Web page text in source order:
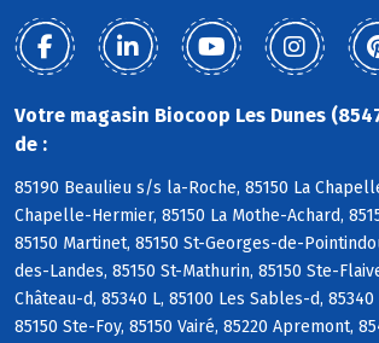
Votre magasin Biocoop Les Dunes
de :
85190 Beaulieu s/s la-Roche, 85150 La
Chapelle-Hermier, 85150 La Mothe-Achard,
85150 Martinet, 85150 St-Georges-de-
des-Landes, 85150 St-Mathurin, 85150 Ste-
Château-d, 85340 L, 85100 Les Sables-d,
85150 Ste-Foy, 85150 Vairé, 85220 Apremont,